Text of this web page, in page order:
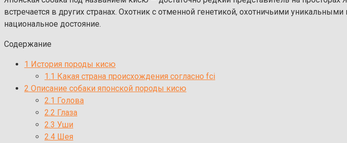
встречается в других странах. Охотник с отменной генетикой, охотничьими
национальное достояние.
Содержание
1 История породы кисю
1.1 Какая страна происхождения согласно fci
2 Описание собаки японской породы кисю
2.1 Голова
2.2 Глаза
2.3 Уши
2.4 Шея